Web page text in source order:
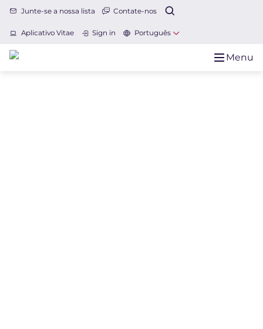
Junte-se a nossa lista Contate-nos
Aplicativo Vitae Sign in Português
Menu